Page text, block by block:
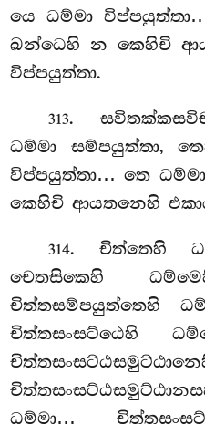
යෙ ධම්මා
ඛන්ධෙහි න කෙහිචි
විප්පයුත්තා.
313.
ධම්මා සම්පයුත්තා,
විප්පයුත්තා… තෙ
කෙහිචි ආයතනෙහි
314. චිත්තෙහි
චෙතසිකෙහි
චිත්තසම්පයුත්තෙහි
චිත්තසංසට්ඨෙහි
ධම්මා…